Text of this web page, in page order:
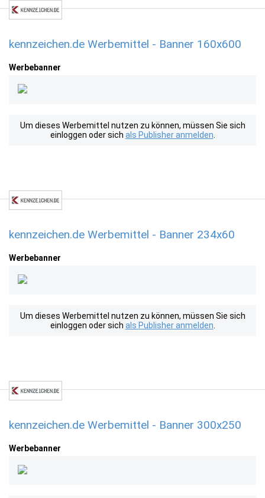
kennzeichen.de Werbemittel - Banner 160x600
Werbebanner
Um dieses Werbemittel nutzen zu können, müssen Sie sich
einloggen oder sich als Publisher anmelden
kennzeichen.de Werbemittel - Banner 234x60
Werbebanner
Um dieses Werbemittel nutzen zu können, müssen Sie sich
einloggen oder sich als Publisher anmelden
kennzeichen.de Werbemittel - Banner 300x250
Werbebanner